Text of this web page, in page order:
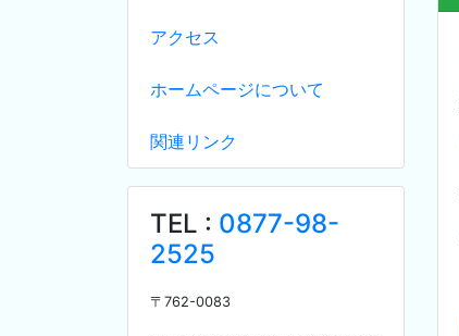
アクセス
ホームページについて
関連リンク
TEL : 0877-98-
2525
〒 762-0083